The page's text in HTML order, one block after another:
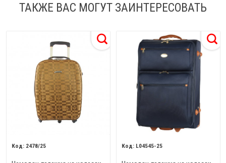
ТАКЖЕ ВАС МОГУТ ЗАИНТЕРЕСОВАТЬ
2478/25 L04545-25